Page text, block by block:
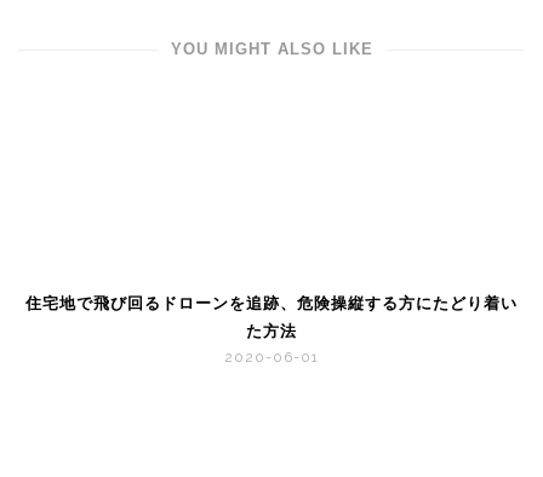
YOU MIGHT ALSO LIKE
住宅地で飛び回るドローンを追跡、危険操縦する方にたどり着い
た方法
2020-06-01